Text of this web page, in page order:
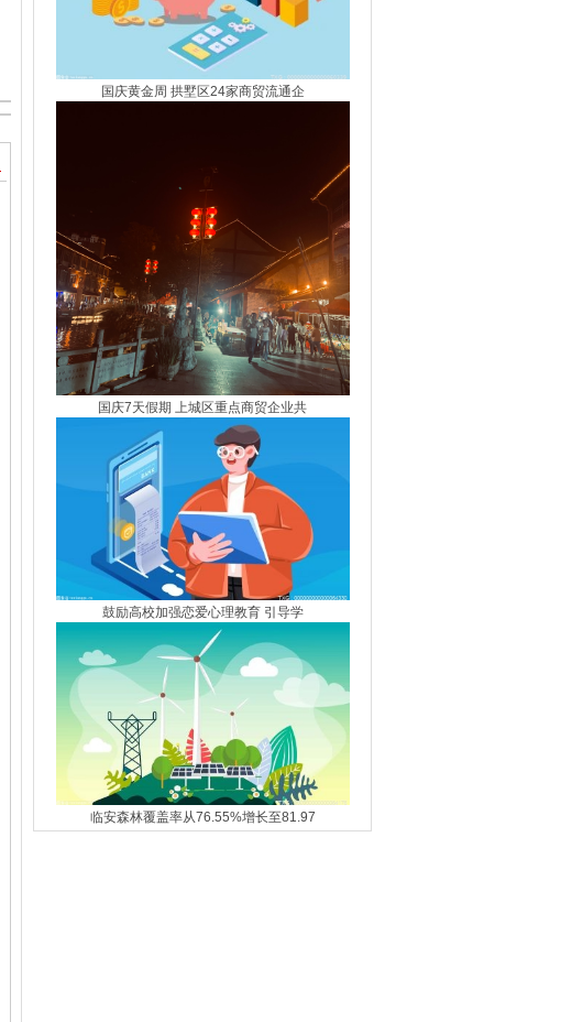
国庆黄金周 拱墅区24家商贸流通企
国庆7天假期 上城区重点商贸企业共
鼓励高校加强恋爱心理教育 引导学
临安森林覆盖率从76.55%增长至81.97